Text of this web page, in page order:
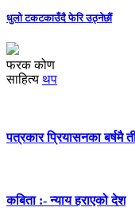
धुलो टकटकाउँदै फेरि उठ्नेछौं
फरक कोण
साहित्य थप
पत्रकार प्रियासनका बर्षमै
कबिता :- न्याय हराएको देश